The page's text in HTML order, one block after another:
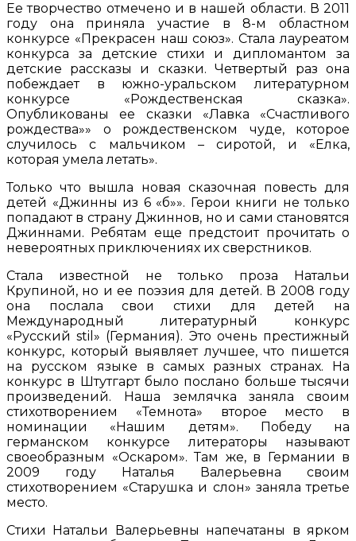
Ее творчество отмечено и в нашей области. В 2011
году она приняла участие в 8-м областном
конкурсе «Прекрасен наш союз». Стала лауреатом
конкурса за детские стихи и дипломантом за
детские рассказы и сказки. Четвертый раз она
побеждает в южно-уральском литературном
конкурсе «Рождественская сказка».
Опубликованы ее сказки «Лавка «Счастливого
рождества»» о рождественском чуде, которое
случилось с мальчиком – сиротой, и «Елка,
которая умела летать».
Только что вышла новая сказочная повесть для
детей «Джинны из 6 «б»». Герои книги не только
попадают в страну Джиннов, но и сами становятся
Джиннами. Ребятам еще предстоит прочитать о
невероятных приключениях их сверстников.
Стала известной не только проза Натальи
Крупиной, но и ее поэзия для детей. В 2008 году
она послала свои стихи для детей на
Международный литературный конкурс
«Русский stil» (Германия). Это очень престижный
конкурс, который выявляет лучшее, что пишется
на русском языке в самых разных странах. На
конкурс в Штутгарт было послано больше тысячи
произведений. Наша землячка заняла своим
стихотворением «Темнота» второе место в
номинации «Нашим детям». Победу на
германском конкурсе литераторы называют
своеобразным «Оскаром». Там же, в Германии в
2009 году Наталья Валерьевна своим
стихотворением «Старушка и слон» заняла третье
место.
Стихи Натальи Валерьевны напечатаны в ярком